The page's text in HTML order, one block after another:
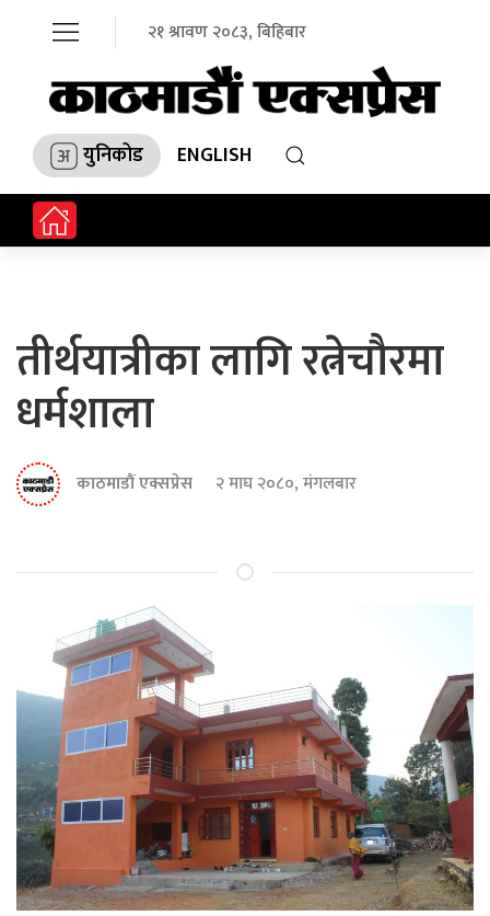
२१ श्रावण २०८३, बिहिबार
युनिकोड ENGLISH
तीर्थयात्रीका लागि रत्नेचौरमा
धर्मशाला
काठमाडौं एक्सप्रेस २ माघ २०८०, मंगलबार